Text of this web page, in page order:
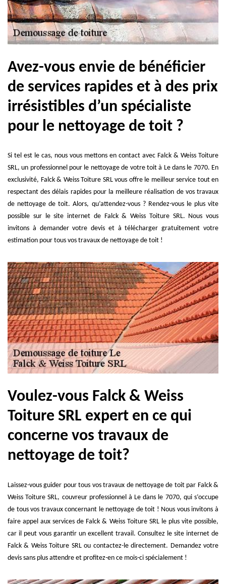
Avez-vous envie de bénéficier
de services rapides et à des prix
irrésistibles d’un spécialiste
pour le nettoyage de toit ?
Si tel est le cas, nous vous mettons en contact avec Falck & Weiss Toiture
SRL, un professionnel pour le nettoyage de votre toit à Le dans le 7070. En
exclusivité, Falck & Weiss Toiture SRL vous offre le meilleur service tout en
respectant des délais rapides pour la meilleure réalisation de vos travaux
de nettoyage de toit. Alors, qu’attendez-vous ? Rendez-vous le plus vite
possible sur le site internet de Falck & Weiss Toiture SRL. Nous vous
invitons à demander votre devis et à télécharger gratuitement votre
estimation pour tous vos travaux de nettoyage de toit !
Voulez-vous Falck & Weiss
Toiture SRL expert en ce qui
concerne vos travaux de
nettoyage de toit?
Laissez-vous guider pour tous vos travaux de nettoyage de toit par Falck &
Weiss Toiture SRL, couvreur professionnel à Le dans le 7070, qui s’occupe
de tous vos travaux concernant le nettoyage de toit ! Nous vous invitons à
faire appel aux services de Falck & Weiss Toiture SRL le plus vite possible,
car il peut vous garantir un excellent travail. Consultez le site internet de
Falck & Weiss Toiture SRL ou contactez-le directement. Demandez votre
devis sans plus attendre et profitez-en ce mois-ci spécialement !